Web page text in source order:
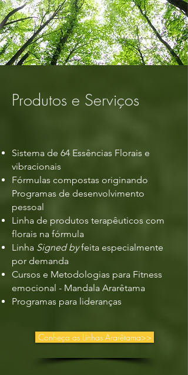
Produtos e Serviços
Sistema de 64 Essências Florais e
vibracionais
Fórmulas compostas originando
Programas de desenvolvimento
pessoal
Linha de produtos terapêuticos com
florais na fórmula
Linha Signed byfeita especialmente
por demanda
Cursos e Metodologias para Fitness
emocional - Mandala Ararêtama
Programas para lideranças
Conheça as Linhas Ararêtama>>